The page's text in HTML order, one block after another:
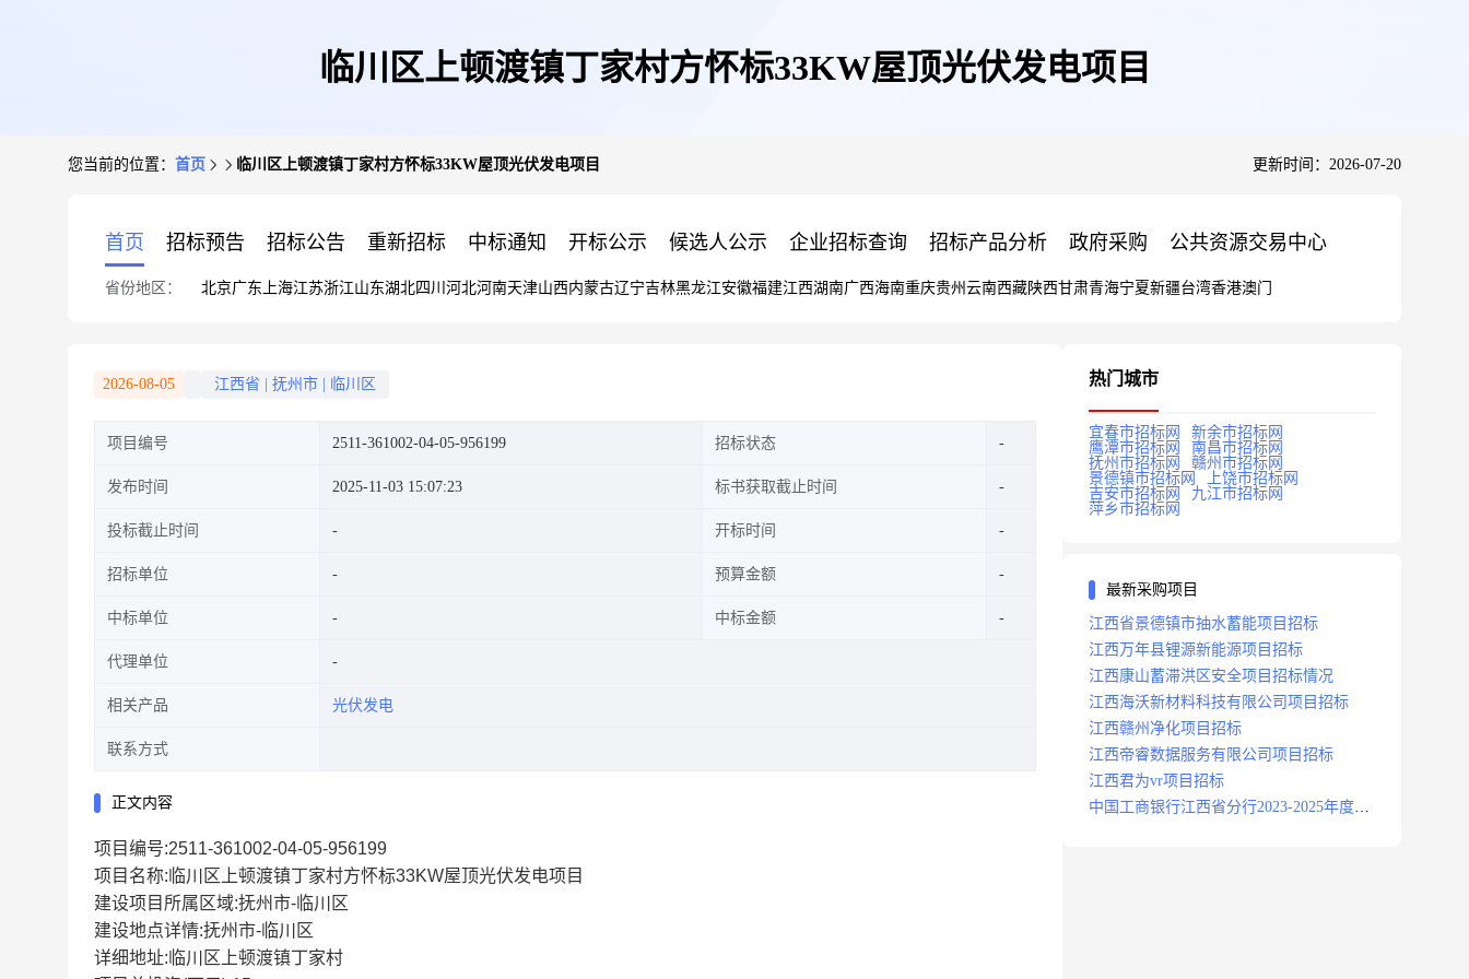
临川区上顿渡镇丁家村方怀标33KW屋顶光伏发电项目
您当前的位置： 首页 临川区上顿渡镇丁家村方怀标33KW屋顶光伏发电项目 更新时间：2026-07-20
首页 招标预告 招标公告 重新招标 中标通知 开标公示 候选人公示 企业招标查询 招标产品分析 政府采购 公共资源交易中心
省份地区： 北京广东 上海江苏浙江山东湖北四川 河北河南天津山西内蒙古辽宁吉林黑龙江安徽福建江西湖南广西海南重庆贵州 云南西藏陕西甘肃青海宁夏新疆台湾香港澳门
2026-08-05 江西省 抚州市 临川区
项目编号 2511-361002-04-05-956199 招标状态
发布时间 2025-11-03 15:07:23 标书获取截止时间
投标截止时间 开标时间
招标单位 预算金额
中标单位 中标金额
代理单位
相关产品 光伏发电
联系方式
正文内容
项目编号:2511-361002-04-05-956199
项目名称:临川区上顿渡镇丁家村方怀标33KW屋顶光伏发电项目
建设项目所属区域:抚州市-临川区
建设地点详情:抚州市-临川区
详细地址:临川区上顿渡镇丁家村
热门城市
宜春市招标网
新余市招标网
鹰潭市招标网
南昌市招标网
抚州市招标网
赣州市招标网
景德镇市招标网
上饶市招标网
吉安市招标网
九江市招标网
萍乡市招标网
最新采购项目
江西省景德镇市抽水蓄能项目招标
江西万年县锂源新能源项目招标
江西康山蓄滞洪区安全项目招标情况
江西海沃新材料科技有限公司项目招标
江西赣州净化项目招标
江西帝睿数据服务有限公司项目招标
江西君为vr项目招标
中国工商银行江西省分行2023-2025年度补